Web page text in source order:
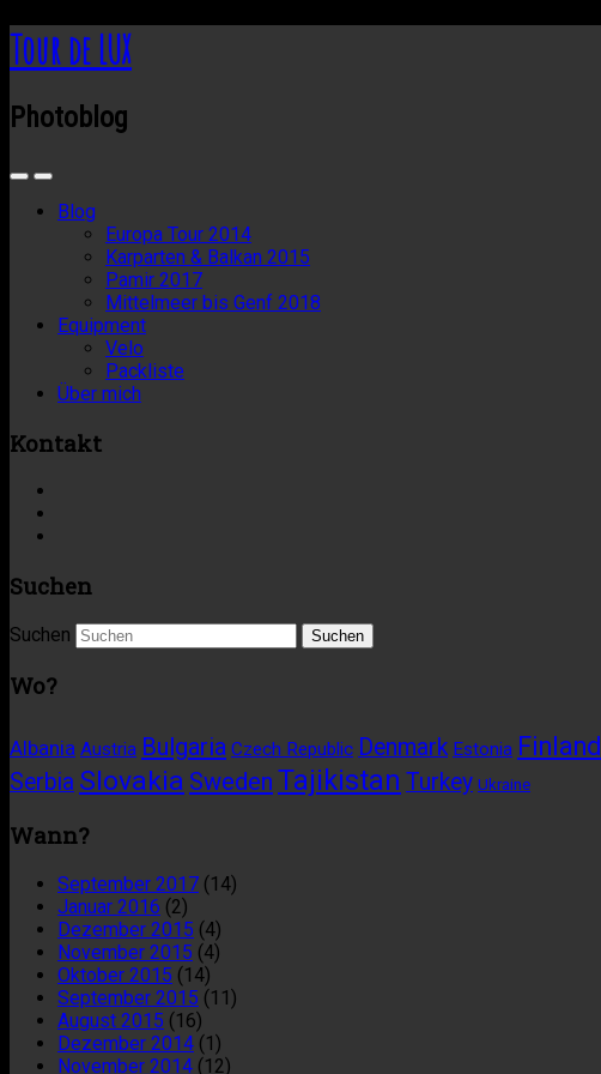
Tour de LUX
Photoblog
Blog
Europa Tour 2014
Karparten & Balkan 2015
Pamir 2017
Mittelmeer bis Genf 2018
Equipment
Velo
Packliste
Über mich
Kontakt
Suchen
Suchen
Wo?
Albania Austria Bulgaria Czech Republic Denmark Estonia Finland
Serbia Slovakia Sweden Tajikistan Turkey Ukraine
Wann?
September 2017 (14)
Januar 2016 (2)
Dezember 2015 (4)
November 2015 (4)
Oktober 2015 (14)
September 2015 (11)
August 2015 (16)
Dezember 2014 (1)
November 2014 (12)